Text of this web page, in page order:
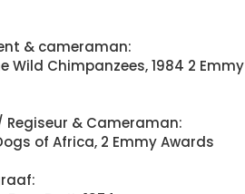
& cameraman:
Wild Chimpanzees, 1984 2 Emmy
Regiseur & Cameraman:
of Africa, 2 Emmy Awards